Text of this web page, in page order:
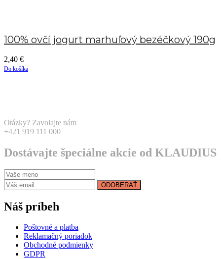
100% ovčí jogurt marhuľový bezéčkový 190g
2,40 €
Do košíka
Otázky? Zavolajte nám
+421 919 111 000
Dostávajte špeciálne akcie od KLAUDIUS
ODOBERAŤ
Náš príbeh
Poštovné a platba
Reklamačný poriadok
Obchodné podmienky
GDPR